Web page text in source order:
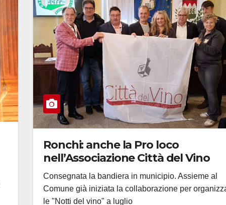
Ronchi: anche la Pro loco
nell’Associazione Città del Vino
Consegnata la bandiera in municipio. Assieme al
Comune già iniziata la collaborazione per
le "Notti del vino" a luglio